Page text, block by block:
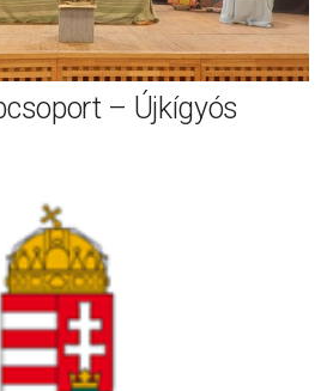
– Újkígyós